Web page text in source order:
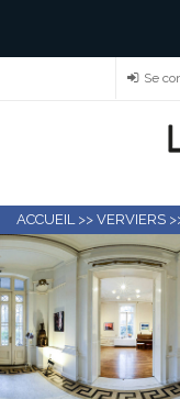
Se
ACCUEIL>> VERVIERS